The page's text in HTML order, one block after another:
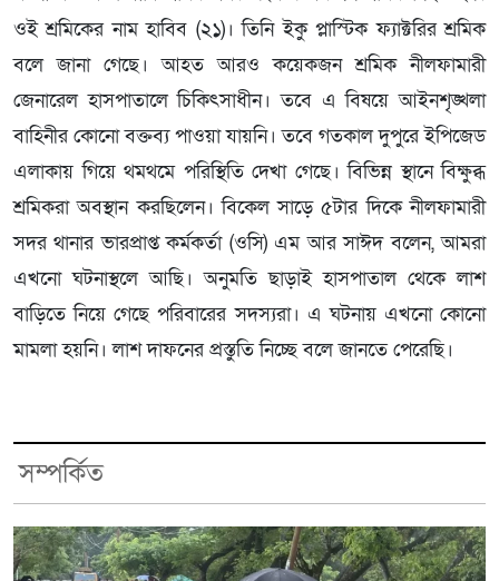
ওই শ্রমিকের নাম হাবিব (২১)। তিনি ইকু প্লাস্টিক ফ্যাক্টরির শ্রমিক
বলে জানা গেছে। আহত আরও কয়েকজন শ্রমিক নীলফামারী
জেনারেল হাসপাতালে চিকিৎসাধীন। তবে এ বিষয়ে আইনশৃঙ্খলা
বাহিনীর কোনো বক্তব্য পাওয়া যায়নি। তবে গতকাল দুপুরে ইপিজেড
এলাকায় গিয়ে থমথমে পরিস্থিতি দেখা গেছে। বিভিন্ন স্থানে বিক্ষুব্ধ
শ্রমিকরা অবস্থান করছিলেন। বিকেল সাড়ে ৫টার দিকে নীলফামারী
সদর থানার ভারপ্রাপ্ত কর্মকর্তা (ওসি) এম আর সাঈদ বলেন, আমরা
এখনো ঘটনাস্থলে আছি। অনুমতি ছাড়াই হাসপাতাল থেকে লাশ
বাড়িতে নিয়ে গেছে পরিবারের সদস্যরা। এ ঘটনায় এখনো কোনো
মামলা হয়নি। লাশ দাফনের প্রস্তুতি নিচ্ছে বলে জানতে পেরেছি।
সম্পর্কিত